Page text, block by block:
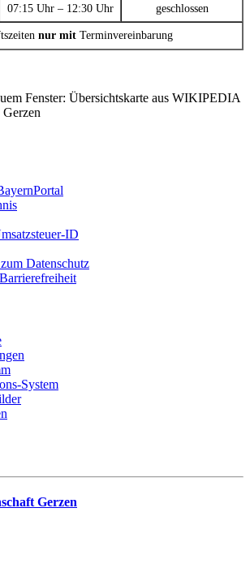
07:15 Uhr – 12:30 Uhr geschlossen
nur mit Terminvereinbarung
ID
Datenschutz
System
Gerzen